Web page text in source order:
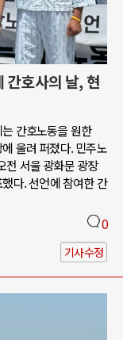
호사의 날, 현
간호노동을 원한
울려 퍼졌다. 민주노
전 서울 광화문 광장
다. 선언에 참여한 간
0
기사수정